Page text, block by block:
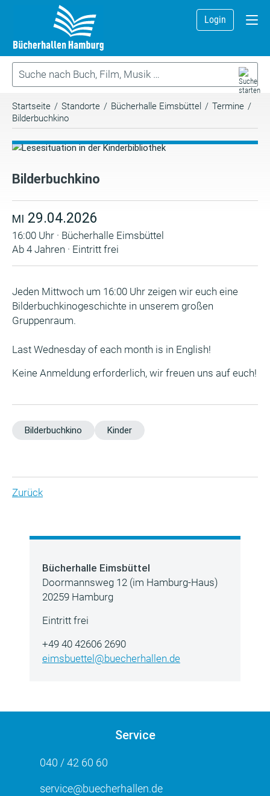
Login
Startseite / Standorte / Bücherhalle Eimsbüttel / Termine /
Bilderbuchkino
Bilderbuchkino
MI 29.04.2026
16:00 Uhr · Bücherhalle Eimsbüttel
Ab 4 Jahren · Eintritt frei
Jeden Mittwoch um 16:00 Uhr zeigen wir euch eine
Bilderbuchkinogeschichte in unserem großen
Gruppenraum.
Last Wednesday of each month is in English!
Keine Anmeldung erforderlich, wir freuen uns auf euch!
Bilderbuchkino Kinder
Zurück
Bücherhalle Eimsbüttel
Doormannsweg 12 (im Hamburg-Haus)
20259 Hamburg
Eintritt frei
+49 40 42606 2690
eimsbuettel@buecherhallen.de
Service
040 / 42 60 60
service@buecherhallen.de